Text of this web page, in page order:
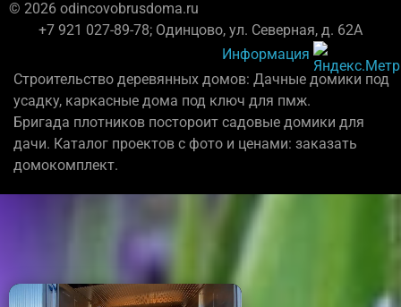
© 2026 odincovobrusdoma.ru
+7 921 027-89-78; Одинцово, ул. Северная, д. 62А
Информация
Строительство деревянных домов: Дачные домики под
усадку, каркасные дома под ключ для пмж.
Бригада плотников постороит садовые домики для
дачи. Каталог проектов с фото и ценами: заказать
домокомплект.